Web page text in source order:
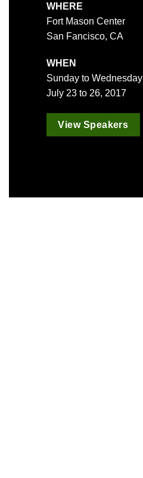
WHERE
Fort Mason Center
San Fancisco, CA
WHEN
Sunday to Wednesday
July 23 to 26, 2017
View Speakers